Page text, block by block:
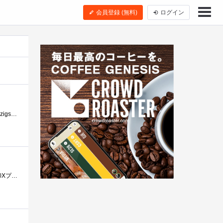
会員登録 (無料) ログイン
ごあいさつ。今回すてきなレビューアーのチャンスをいただき本当にありがとうございます。インテルさん、ASUSさん、zigsowさん感謝感激です。ま�...
今回レビュー対象のインテル®SSD510120GB、インテル®デスクトップ・ボードDX58SO2と、インテル®Core™i7-990Xプロセッサーエクストリーム・エディシ...